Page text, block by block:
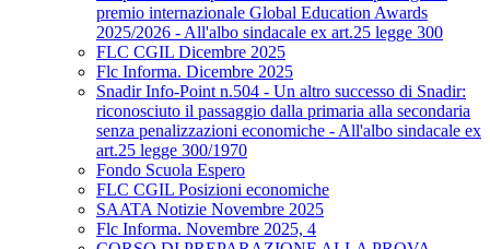
premio internazionale Global Education Awards
2025/2026 - All'albo sindacale ex art.25 legge 300
FLC CGIL Dicembre 2025
Flc Informa. Dicembre 2025
Snadir Info-Point n.504 - Un altro successo di Snadir:
riconosciuto il passaggio dalla primaria alla secondaria
senza penalizzazioni economiche - All'albo sindacale ex
art.25 legge 300/1970
Fondo Scuola Espero
FLC CGIL Posizioni economiche
SAATA Notizie Novembre 2025
Flc Informa. Novembre 2025, 4